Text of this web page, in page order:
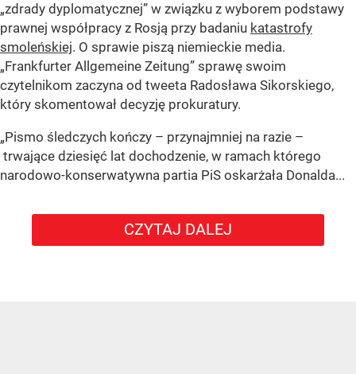
„zdrady dyplomatycznej” w związku z wyborem podstawy
prawnej współpracy z Rosją przy badaniu katastrofy
smoleńskiej. O sprawie piszą niemieckie media.
„Frankfurter Allgemeine Zeitung” sprawę swoim
czytelnikom zaczyna od tweeta Radosława Sikorskiego,
który skomentował decyzję prokuratury.
„Pismo śledczych kończy – przynajmniej na razie –
trwające dziesięć lat dochodzenie, w ramach którego
narodowo-konserwatywna partia PiS oskarżała Donalda...
CZYTAJ DALEJ